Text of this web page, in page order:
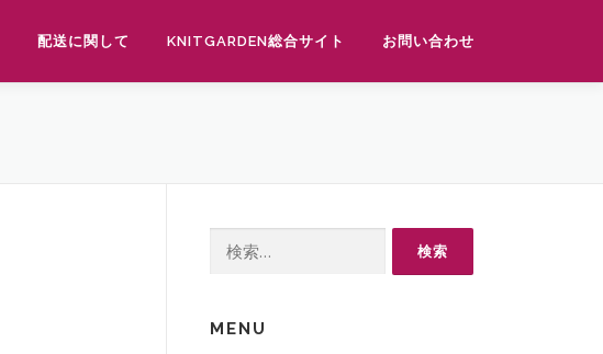
配送に関して KNITGARDEN総合サイト お問い合わせ
MENU